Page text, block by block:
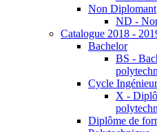
Non Diplomant
ND -
Catalogue 2018 -
Bachelor
BS -
Cycle Ingénieur
X -
Diplôme de